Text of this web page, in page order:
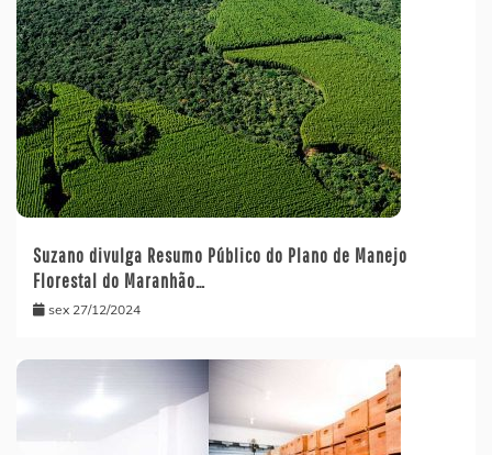
Suzano divulga Resumo Público do Plano de Manejo
Florestal do Maranhão…
sex 27/12/2024